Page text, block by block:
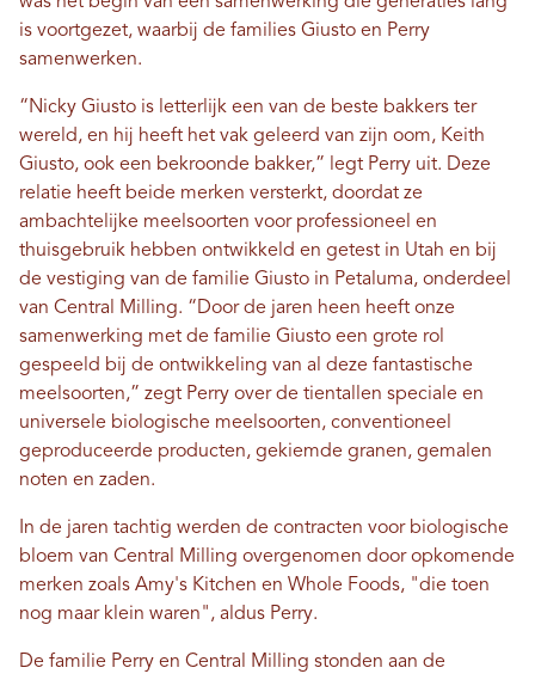
is voortgezet, waarbij de families Giusto en Perry
samenwerken.
“Nicky Giusto is letterlijk een van de beste bakkers ter
wereld, en hij heeft het vak geleerd van zijn oom, Keith
Giusto, ook een bekroonde bakker,” legt Perry uit. Deze
relatie heeft beide merken versterkt, doordat ze
ambachtelijke meelsoorten voor professioneel en
thuisgebruik hebben ontwikkeld en getest in Utah en bij
de vestiging van de familie Giusto in Petaluma, onderdeel
van Central Milling. “Door de jaren heen heeft onze
samenwerking met de familie Giusto een grote rol
gespeeld bij de ontwikkeling van al deze fantastische
meelsoorten,” zegt Perry over de tientallen speciale en
universele biologische meelsoorten, conventioneel
geproduceerde producten, gekiemde granen, gemalen
noten en zaden.
In de jaren tachtig werden de contracten voor biologische
bloem van Central Milling overgenomen door opkomende
merken zoals Amy's Kitchen en Whole Foods, "die toen
nog maar klein waren", aldus Perry.
De familie Perry en Central Milling stonden aan de